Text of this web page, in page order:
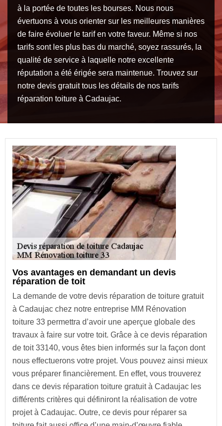
à la portée de toutes les bourses. Nous nous
évertuons à vous orienter sur les meilleures manières
de faire évoluer le tarif en votre faveur. Même si nos
tarifs sont les plus bas du marché, soyez rassurés, la
qualité de service à laquelle notre excellente
réputation a été érigée sera maintenue. Trouvez sur
notre devis gratuit tous les détails de nos tarifs
réparation toiture à Cadaujac.
Vos avantages en demandant un devis
réparation de toit
La demande de votre devis réparation de toiture gratuit
à Cadaujac chez notre entreprise MM Rénovation
toiture 33 permettra d’avoir une aperçue globale des
travaux à faire sur votre toit. Grâce à ce devis réparation
de toit 33140, vous êtes bien informés sur la façon dont
nous effectuerons votre projet. Vous pouvez ainsi mieux
vous préparer financièrement. En effet, vous trouverez
dans ce devis réparation toiture gratuit à Cadaujac les
différents critères qui définiront la réalisation de votre
projet à Cadaujac. Outre, ce devis pour réparer sa